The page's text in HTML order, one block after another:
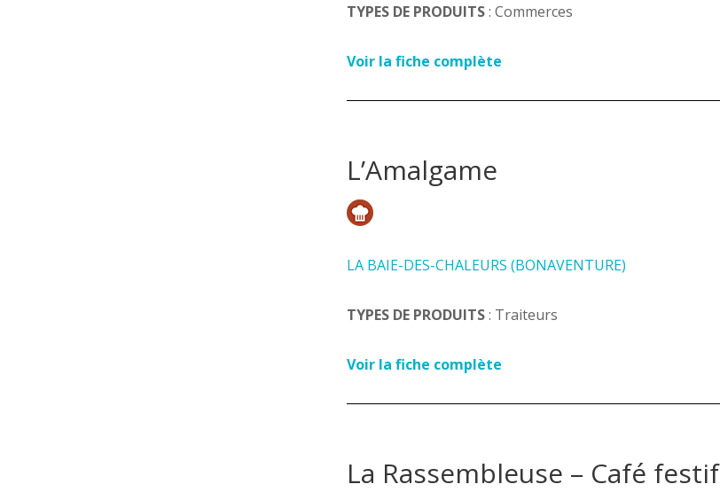
TYPES DE PRODUITS: Commerces
Voir la fiche complète
L’Amalgame
LA BAIE-DES-CHALEURS (BONAVENTURE)
TYPES DE PRODUITS: Traiteurs
Voir la fiche complète
La Rassembleuse – Café festif